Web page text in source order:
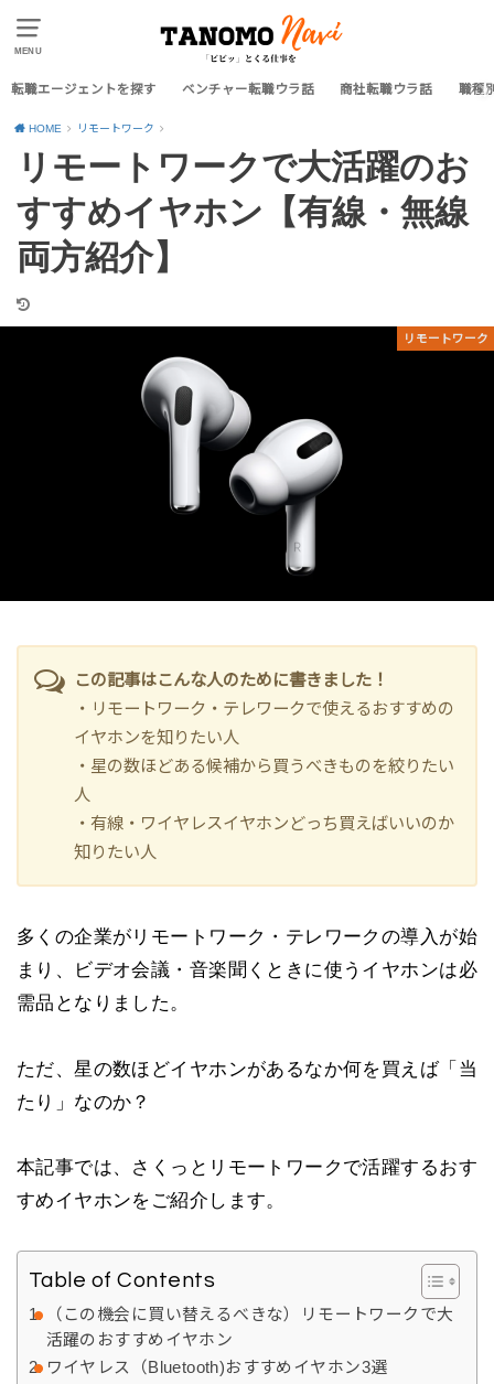
MENU
転職エージェントを探す ベンチャー転職ウラ話 商社転職ウラ話 職種
HOME リモートワーク
リモートワークで大活躍のお
すすめイヤホン【有線・無線
両方紹介】
リモートワーク
この記事はこんな人のために書きました！
・リモートワーク・テレワークで使えるおすすめの
イヤホンを知りたい人
・星の数ほどある候補から買うべきものを絞りたい
人
・有線・ワイヤレスイヤホンどっち買えばいいのか
知りたい人
多くの企業がリモートワーク・テレワークの導入が始
まり、ビデオ会議・音楽聞くときに使うイヤホンは必
需品となりました。
ただ、星の数ほどイヤホンがあるなか何を買えば「当
たり」なのか？
本記事では、さくっとリモートワークで活躍するおす
すめイヤホンをご紹介します。
Table of Contents
（この機会に買い替えるべきな）リモートワークで大
活躍のおすすめイヤホン
ワイヤレス（Bluetooth)おすすめイヤホン3選